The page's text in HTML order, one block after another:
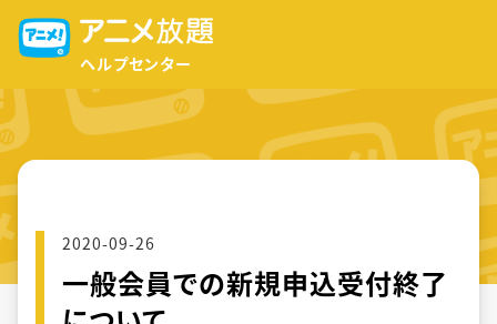
ヘルプセンター
2020-09-26
一般会員での新規申込受付終了